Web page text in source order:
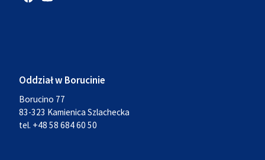
Oddział w Borucinie
Borucino 77
83-323 Kamienica Szlachecka
tel. +48 58 684 60 50